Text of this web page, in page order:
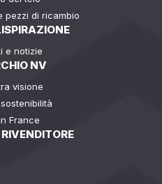
pezzi di ricambio
e notizie
NV
visione
France